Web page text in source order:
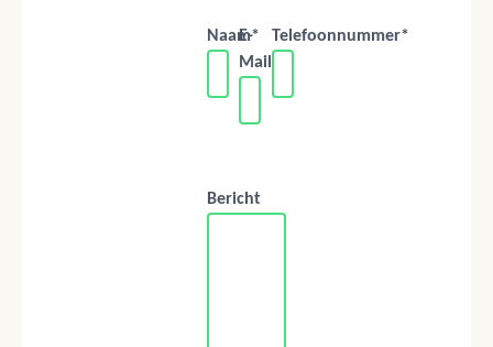
Naam*
E-
Mail*
Telefoonnummer*
Bericht